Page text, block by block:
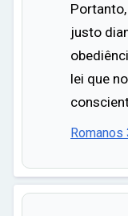
justo
lei que
Romanos